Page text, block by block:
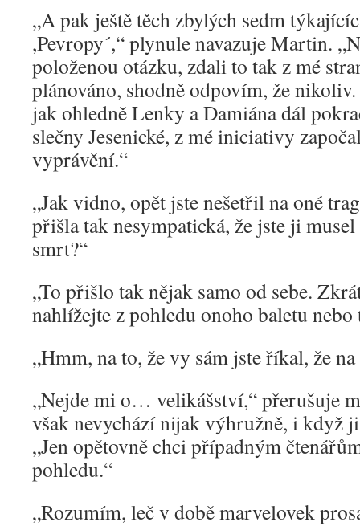
„A pak ještě těch zbylých sedm
,Pevropy´,“ plynule navazuje Martin.
položenou otázku, zdali to tak z mé
plánováno, shodně odpovím, že
jak ohledně Lenky a Damiána dál
slečny Jesenické, z mé iniciativy
vyprávění.“
„Jak vidno, opět jste nešetřil na oné
přišla tak nesympatická, že jste ji
smrt?“
„To přišlo tak nějak samo od sebe.
nahlížejte z pohledu onoho baletu nebo
„Hmm, na to, že vy sám jste říkal, že
„Nejde mi o… velikášství,“ přerušuje
však nevychází nijak výhružně, i když
„Jen opětovně chci případným
pohledu.“
„Rozumím, leč v době marvelovek